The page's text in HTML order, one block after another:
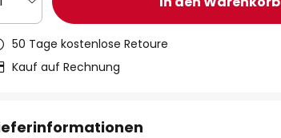
50 Tage kostenlose Retoure
Kauf auf Rechnung